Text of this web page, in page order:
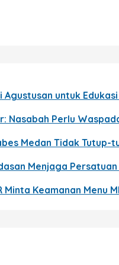
untuk
Nasabah Perlu
Medan Tidak
Menjaga
Minta Keamanan Menu